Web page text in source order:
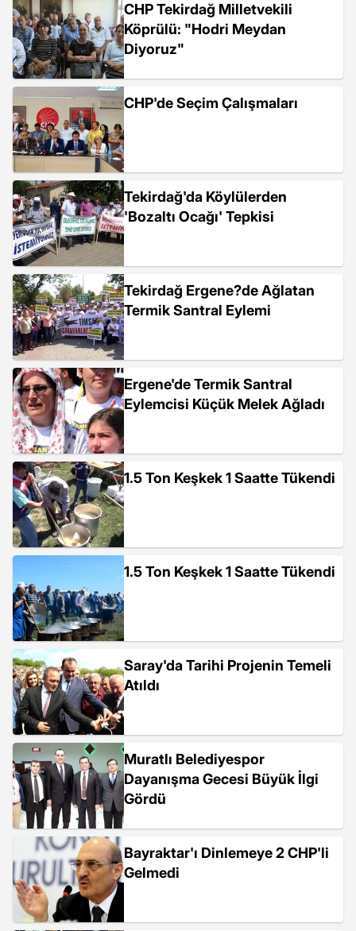
CHP Tekirdağ Milletvekili
Köprülü: "Hodri Meydan
Diyoruz"
CHP'de Seçim Çalışmaları
Tekirdağ'da Köylülerden
'Bozaltı Ocağı' Tepkisi
Tekirdağ Ergene?de Ağlatan
Termik Santral Eylemi
Ergene'de Termik Santral
Eylemcisi Küçük Melek Ağladı
1.5 Ton Keşkek 1 Saatte Tükendi
1.5 Ton Keşkek 1 Saatte Tükendi
Saray'da Tarihi Projenin Temeli
Atıldı
Muratlı Belediyespor
Dayanışma Gecesi Büyük İlgi
Gördü
Bayraktar'ı Dinlemeye 2 CHP'li
Gelmedi